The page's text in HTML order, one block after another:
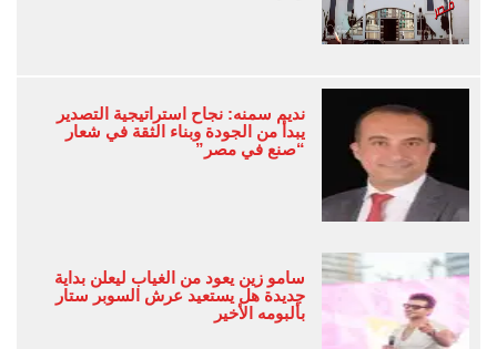
نديم سمنه: نجاح استراتيجية التصدير
يبدأ من الجودة وبناء الثقة في شعار
“صنع في مصر”
سامو زين يعود من الغياب ليعلن بداية
جديدة هل يستعيد عرش السوبر ستار
بألبومه الأخير